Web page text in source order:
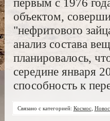
объектом,
"нефритового
анализ состава
планировалось,
середине января
способность к
Связано с категорией: Космос,